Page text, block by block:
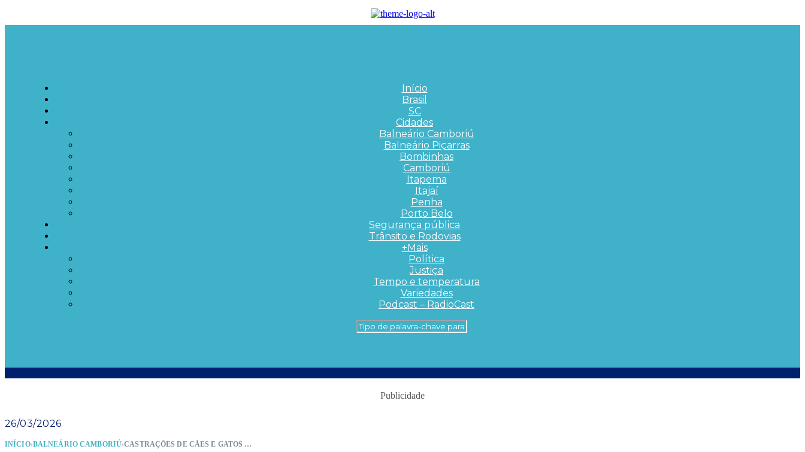
Início
Brasil
SC
Cidades
Balneário Camboriú
Balneário Piçarras
Bombinhas
Camboriú
Itapema
Itajaí
Penha
Porto Belo
Segurança pública
Trânsito e Rodovias
+Mais
Política
Justiça
Tempo e temperatura
Variedades
Podcast – RadioCast
Publicidade
26/03/2026
INÍCIO›BALNEÁRIO CAMBORIÚ› CASTRAÇÕES DE CÃES E GATOS SERÃO REALIZADAS NO BAIRRO DA BARRA NESTE DOMINGO